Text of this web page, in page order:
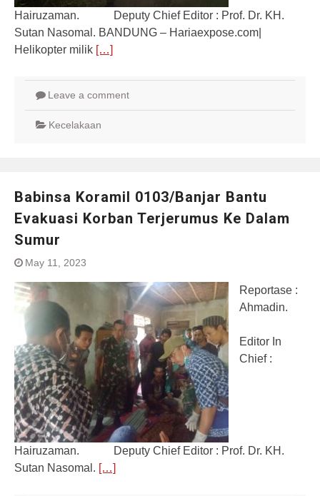
Hairuzaman. Deputy Chief Editor : Prof. Dr. KH.
Sutan Nasomal. BANDUNG – Hariaexpose.com|
Helikopter milik […]
Leave a comment
Kecelakaan
Babinsa Koramil 0103/Banjar Bantu
Evakuasi Korban Terjerumus Ke Dalam
Sumur
May 11, 2023
Reportase :
Ahmadin.
Editor In
Chief :
Hairuzaman. Deputy Chief Editor : Prof. Dr. KH.
Sutan Nasomal. […]